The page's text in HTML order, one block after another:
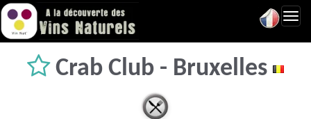
Crab Club - Bruxelles